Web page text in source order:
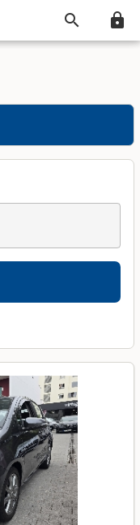
search lock